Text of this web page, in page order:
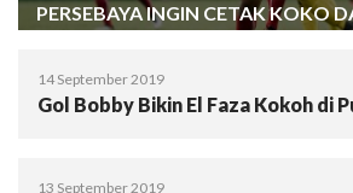
PERSEBAYA INGIN CETAK KOKO
14 September 2019
Gol Bobby Bikin El Faza Kokoh di
13 September 2019